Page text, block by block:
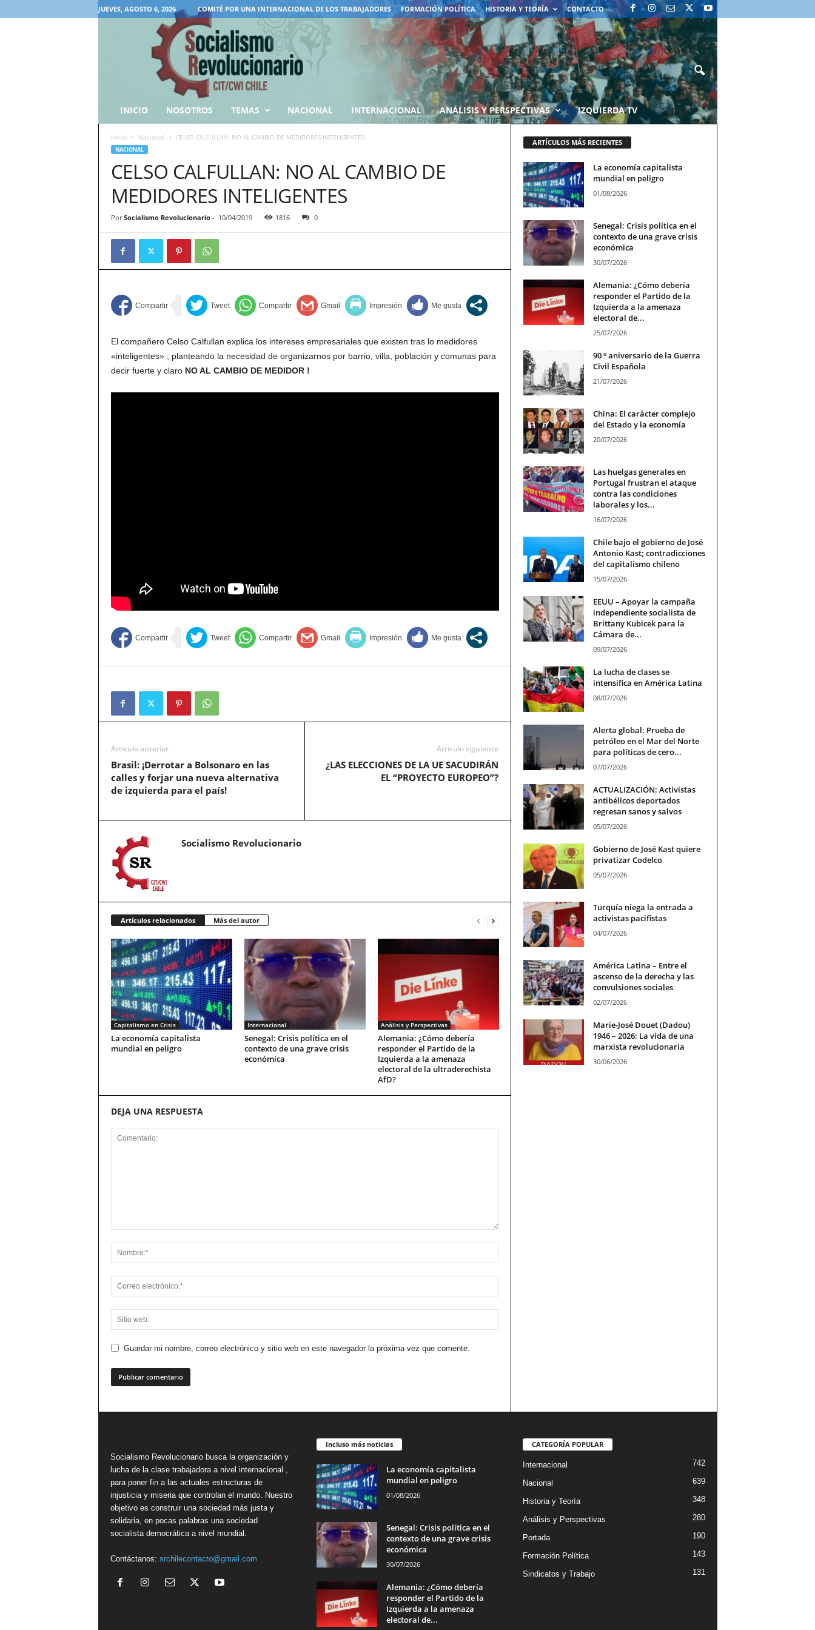
JUEVES, AGOSTO 6, 2026 COMITÉ POR UNA INTERNACIONAL DE LOS TRABAJADORES FORMACIÓN POLÍTICA HISTORIA Y TEORÍA CONTACTO
INICIO NOSOTROS TEMAS NACIONAL INTERNACIONAL ANÁLISIS Y PERSPECTIVAS IZQUIERDA TV
Inicio Nacional CELSO CALFULLAN: NO AL CAMBIO DE MEDIDORES INTELIGENTES
NACIONAL
CELSO CALFULLAN: NO AL CAMBIO DE
MEDIDORES INTELIGENTES
Por Socialismo Revolucionario- 10/04/2019 1816 0
El compañero Celso Calfullan explica los intereses empresariales que existen tras lo medidores
«inteligentes» ; planteando la necesidad de organizarnos por barrio, villa, población y comunas para
decir fuerte y claro NO AL CAMBIO DE MEDIDOR !
Artículo anterior
Brasil: ¡Derrotar a Bolsonaro en las
calles y forjar una nueva alternativa
de izquierda para el país!
Artículo siguiente
¿LAS ELECCIONES DE LA UE SACUDIRÁN
EL “PROYECTO EUROPEO”?
Socialismo Revolucionario
Artículos relacionados Más del autor
Capitalismo en Crisis
La economía capitalista
mundial en peligro
Internacional
Senegal: Crisis política en el
contexto de una grave crisis
económica
Análisis y Perspectivas
Alemania: ¿Cómo debería
responder el Partido de la
Izquierda a la amenaza
electoral de la ultraderechista
AfD?
DEJA UNA RESPUESTA
Guardar mi nombre, correo electrónico y sitio web en este navegador la próxima vez que comente.
ARTÍCULOS MÁS RECIENTES
La economía capitalista
mundial en peligro
01/08/2026
Senegal: Crisis política en el
contexto de una grave crisis
económica
30/07/2026
Alemania: ¿Cómo debería
responder el Partido de la
Izquierda a la amenaza
electoral de...
25/07/2026
90 º aniversario de la Guerra
Civil Española
21/07/2026
China: El carácter complejo
del Estado y la economía
20/07/2026
Las huelgas generales en
Portugal frustran el ataque
contra las condiciones
laborales y los...
16/07/2026
Chile bajo el gobierno de José
Antonio Kast; contradicciones
del capitalismo chileno
15/07/2026
EEUU – Apoyar la campaña
independiente socialista de
Brittany Kubicek para la
Cámara de...
09/07/2026
La lucha de clases se
intensifica en América Latina
08/07/2026
Alerta global: Prueba de
petróleo en el Mar del Norte
para políticas de cero...
07/07/2026
ACTUALIZACIÓN: Activistas
antibélicos deportados
regresan sanos y salvos
05/07/2026
Gobierno de José Kast quiere
privatizar Codelco
05/07/2026
Turquía niega la entrada a
activistas pacifistas
04/07/2026
América Latina – Entre el
ascenso de la derecha y las
convulsiones sociales
02/07/2026
Marie-José Douet (Dadou)
1946 – 2026: La vida de una
marxista revolucionaria
30/06/2026
Socialismo Revolucionario busca la organización y
lucha de la clase trabajadora a nivel internacional ,
para poner fin a las actuales estructuras de
injusticia y miseria que controlan el mundo. Nuestro
objetivo es construir una sociedad más justa y
solidaria, en pocas palabras una sociedad
socialista democrática a nivel mundial.
Contáctanos: srchilecontacto@gmail.com
Incluso más noticias
La economía capitalista
mundial en peligro
01/08/2026
Senegal: Crisis política en el
contexto de una grave crisis
económica
30/07/2026
Alemania: ¿Cómo debería
responder el Partido de la
Izquierda a la amenaza
electoral de...
CATEGORÍA POPULAR
Internacional 742
Nacional 639
Historia y Teoría 348
Análisis y Perspectivas 280
Portada 190
Formación Política 143
Sindicatos y Trabajo 131